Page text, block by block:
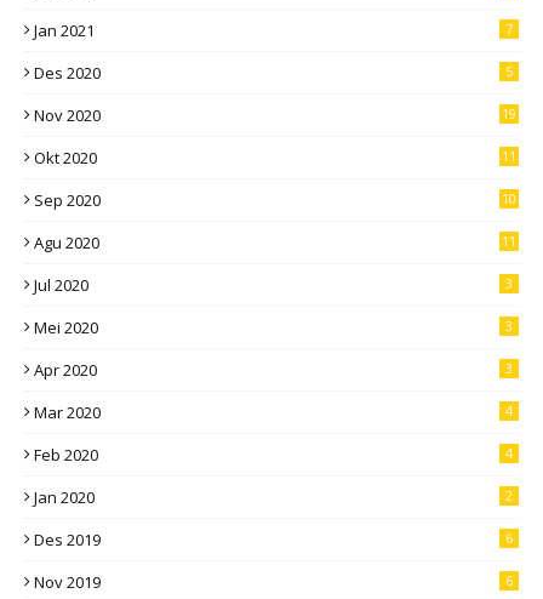
Jan 2021 7
Des 2020 5
Nov 2020 19
Okt 2020 11
Sep 2020 10
Agu 2020 11
Jul 2020 3
Mei 2020 3
Apr 2020 3
Mar 2020 4
Feb 2020 4
Jan 2020 2
Des 2019 6
Nov 2019 6